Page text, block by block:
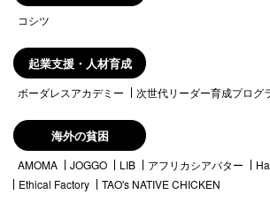
コシツ
起業支援・人材育成
ボーダレスアカデミー 次世代リーダー育成プログ
海外の貧困
AMOMA JOGGO LIB アフリカシアバター
Ethical Factory
TAO's NATIVE CHICKEN